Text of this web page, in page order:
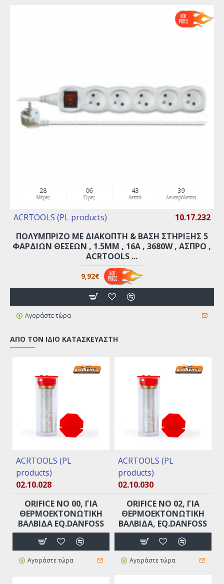
28
Μέρες
06
Ώρες
43
Λεπτά
38
Δευτερόλεπτα
ACRTOOLS (PL products)
10.17.232
ΠΟΛΥΜΠΡΙΖΟ ΜΕ ΔΙΑΚΌΠΤΗ & ΒΆΣΗ ΣΤΉΡΙΞΗΣ 5
ΦΑΡΔΙΏΝ ΘΈΣΕΩΝ , 1.5MM , 16A , 3680W , ΑΣΠΡΟ ,
ACRTOOLS ...
9,92€
Αγοράστε τώρα
ΑΠΌ ΤΟΝ ΊΔΙΟ ΚΑΤΑΣΚΕΥΑΣΤΉ
ACRTOOLS (PL
products)
02.10.028
ORIFICE ΝO 00, ΓΙΑ
ΘΕΡΜΟΕΚΤΟΝΩΤΙΚΉ
ΒΑΛΒΊΔΑ EQ.DANFOSS
Αγοράστε τώρα
ACRTOOLS (PL
products)
02.10.030
ORIFICE ΝO 02, ΓΙΑ
ΘΕΡΜΟΕΚΤΟΝΩΤΙΚΉ
ΒΑΛΒΊΔΑ, EQ.DANFOSS
Αγοράστε τώρα